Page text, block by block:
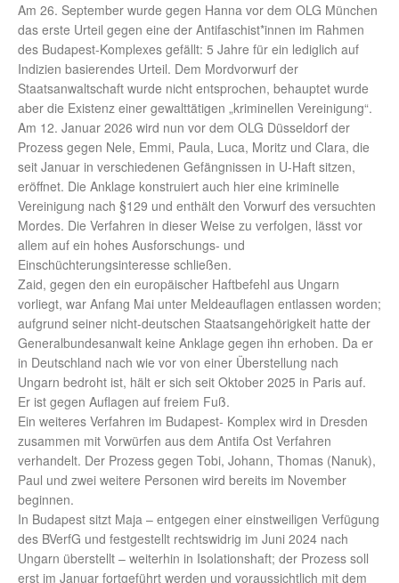
Am 26. September wurde gegen Hanna vor dem OLG München
das erste Urteil gegen eine der Antifaschist*innen im Rahmen
des Budapest-Komplexes gefällt: 5 Jahre für ein lediglich auf
Indizien basierendes Urteil. Dem Mordvorwurf der
Staatsanwaltschaft wurde nicht entsprochen, behauptet wurde
aber die Existenz einer gewalttätigen „kriminellen Vereinigung“.
Am 12. Januar 2026 wird nun vor dem OLG Düsseldorf der
Prozess gegen Nele, Emmi, Paula, Luca, Moritz und Clara, die
seit Januar in verschiedenen Gefängnissen in U-Haft sitzen,
eröffnet. Die Anklage konstruiert auch hier eine kriminelle
Vereinigung nach §129 und enthält den Vorwurf des versuchten
Mordes. Die Verfahren in dieser Weise zu verfolgen, lässt vor
allem auf ein hohes Ausforschungs- und
Einschüchterungsinteresse schließen.
Zaid, gegen den ein europäischer Haftbefehl aus Ungarn
vorliegt, war Anfang Mai unter Meldeauflagen entlassen worden;
aufgrund seiner nicht-deutschen Staatsangehörigkeit hatte der
Generalbundesanwalt keine Anklage gegen ihn erhoben. Da er
in Deutschland nach wie vor von einer Überstellung nach
Ungarn bedroht ist, hält er sich seit Oktober 2025 in Paris auf.
Er ist gegen Auflagen auf freiem Fuß.
Ein weiteres Verfahren im Budapest- Komplex wird in Dresden
zusammen mit Vorwürfen aus dem Antifa Ost Verfahren
verhandelt. Der Prozess gegen Tobi, Johann, Thomas (Nanuk),
Paul und zwei weitere Personen wird bereits im November
beginnen.
In Budapest sitzt Maja – entgegen einer einstweiligen Verfügung
des BVerfG und festgestellt rechtswidrig im Juni 2024 nach
Ungarn überstellt – weiterhin in Isolationshaft; der Prozess soll
erst im Januar fortgeführt werden und voraussichtlich mit dem